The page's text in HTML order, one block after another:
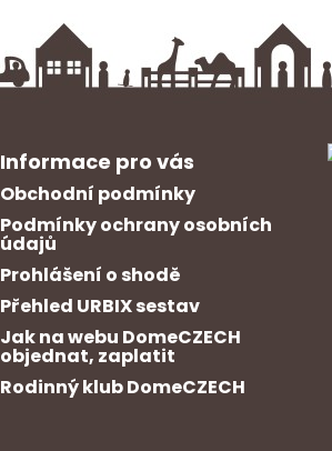
Informace pro vás
Obchodní podmínky
Podmínky ochrany osobních
údajů
Prohlášení o shodě
Přehled URBIX sestav
Jak na webu DomeCZECH
objednat, zaplatit
Rodinný klub DomeCZECH